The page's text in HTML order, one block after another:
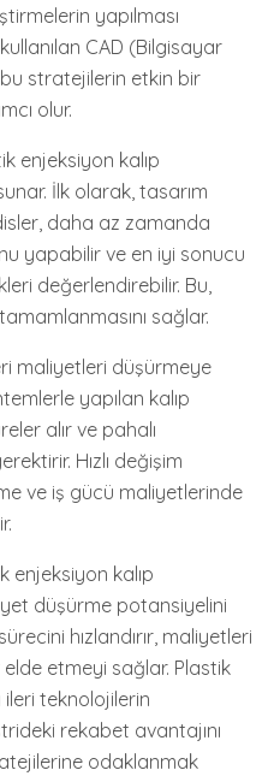
yapılması
CAD (Bilgisayar
bu stratejilerin etkin bir
olur.
enjeksiyon kalıp
İlk olarak, tasarım
daha az zamanda
yapabilir ve en iyi sonucu
değerlendirebilir. Bu,
sağlar.
maliyetleri düşürmeye
yapılan kalıp
alır ve pahalı
Hızlı değişim
ve iş gücü maliyetlerinde
enjeksiyon kalıp
düşürme potansiyelini
hızlandırır, maliyetleri
etmeyi sağlar. Plastik
ileri teknolojilerin
rekabet avantajını
odaklanmak